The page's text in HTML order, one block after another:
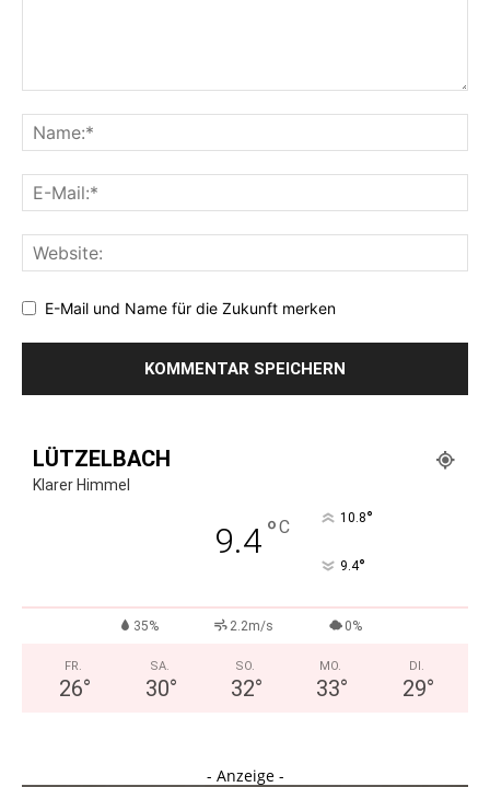
E-Mail und Name für die Zukunft merken
LÜTZELBACH
Klarer Himmel
9.4°C 10.8°
9.4°
35% 2.2m/s 0%
FR.
26°
SA.
30°
SO.
32°
MO.
33°
DI.
29°
- Anzeige -